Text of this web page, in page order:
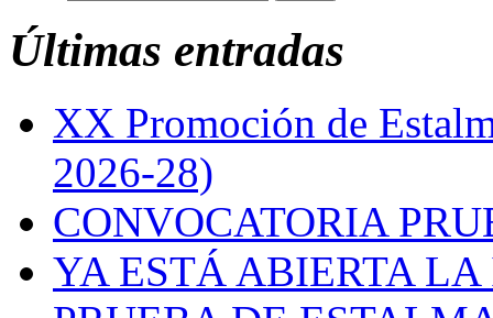
Últimas entradas
XX Promoción de
2026-28)
CONVOCATORIA
YA ESTÁ ABIERTA